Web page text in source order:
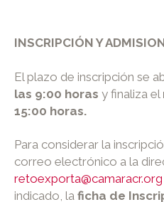
INSCRIPCIÓN Y
El plazo de inscripción se
las 9:00 horas y finaliza el
15:00 horas.
Para considerar la
correo electrónico a la
retoexporta@camaracr.org
indicado, la ficha de